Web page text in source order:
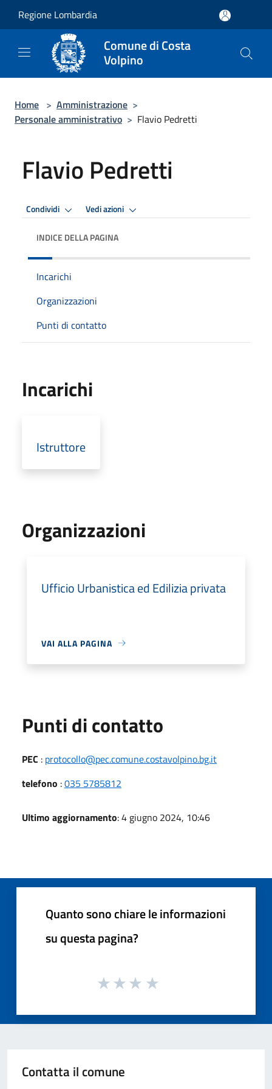
Regione Lombardia
Comune di Costa
Volpino
Home > Amministrazione >
Personale amministrativo > Flavio Pedretti
Flavio Pedretti
Condividi Vedi azioni
INDICE DELLA PAGINA
Incarichi
Organizzazioni
Punti di contatto
Incarichi
Istruttore
Organizzazioni
Ufficio Urbanistica ed Edilizia privata
VAI ALLA PAGINA
Punti di contatto
PEC : protocollo@pec.comune.costavolpino.bg.it
telefono :035 5785812
Ultimo aggiornamento: 4 giugno 2024, 10:46
Quanto sono chiare le informazioni
su questa pagina?
Contatta il comune